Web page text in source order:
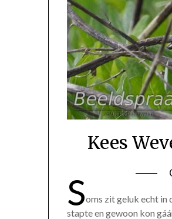
Kees
Soms zit geluk echt in
stapte en gewoon kon